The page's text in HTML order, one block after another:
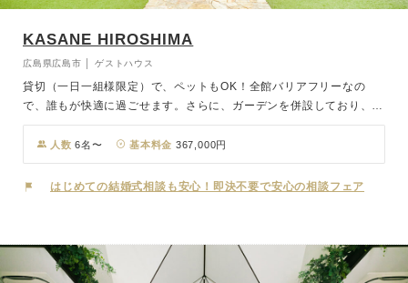
KASANE HIROSHIMA
広島県広島市 │ ゲストハウス
貸切（一日一組様限定）で、ペットもOK！全館バリアフリーなの
で、誰もが快適に過ごせます。さらに、ガーデンを併設しており、
BBQやガーデンビュッフェなど様々な用途に利用可能です。ステンド
グラスが煌めくチャペルでは、豪華な挙式が可能。また、ガーデンで
も挙式が可能で、少人数のサイズ感にもピッタリです。特別な日を素
敵な空間でお過ごしください。
人数 6名〜 基本料金 367,000円
はじめての結婚式相談も安心！即決不要で安心の相談フェア